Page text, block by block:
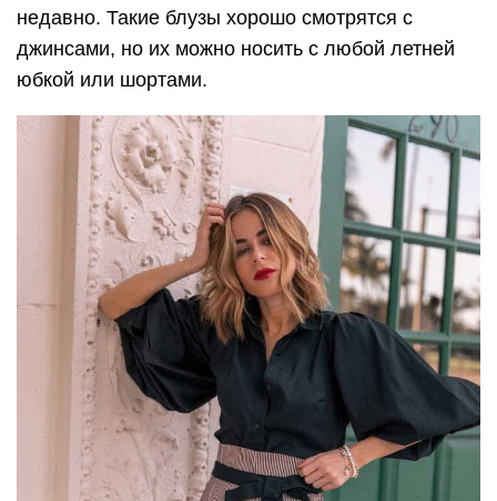
недавно. Такие блузы хорошо смотрятся с
джинсами, но их можно носить с любой летней
юбкой или шортами.